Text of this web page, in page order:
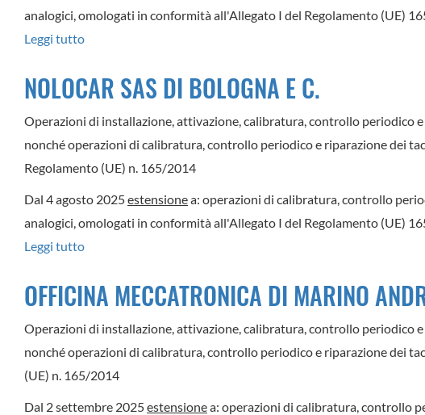
SAS
analogici, omologati in conformità all'Allegato I del Regolamento (UE)
Leggi tutto
CAR
NOLOCAR SAS DI BOLOGNA E C.
Operazioni di installazione, attivazione, calibratura, controllo periodico
nonché operazioni di calibratura, controllo periodico e riparazione dei
Regolamento (UE) n. 165/2014
Dal 4 agosto 2025estensionea: operazioni di calibratura, controllo
analogici, omologati in conformità all'Allegato I del Regolamento (UE)
Leggi tutto
SAS
C.
OFFICINA MECCATRONICA DI MARINO
Operazioni di installazione, attivazione, calibratura, controllo periodico
nonché operazioni di calibratura, controllo periodico e riparazione dei
(UE) n. 165/2014
Dal 2 settembre 2025estensionea: operazioni di calibratura, controllo